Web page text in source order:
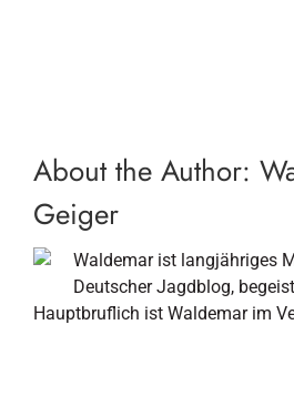
About the Author:
Geiger
Waldemar ist langjähriges
Deutscher Jagdblog,
Hauptbruflich ist Waldemar im